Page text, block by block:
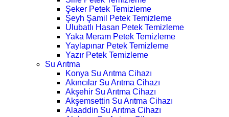
Şeker Petek Temizleme
Şeyh Şamil Petek Temizleme
Ulubatlı Hasan Petek Temizleme
Yaka Meram Petek Temizleme
Yaylapınar Petek Temizleme
Yazır Petek Temizleme
Su Arıtma
Konya Su Arıtma Cihazı
Akıncılar Su Arıtma Cihazı
Akşehir Su Arıtma Cihazı
Akşemsettin Su Arıtma Cihazı
Alaaddin Su Arıtma Cihazı